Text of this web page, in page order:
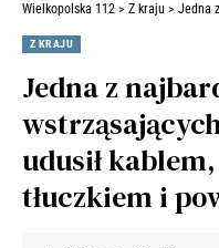
Wielkopolska 112 > Z kraju > Jedna z
Z KRAJU
Jedna z
udusił
tłuczkiem i